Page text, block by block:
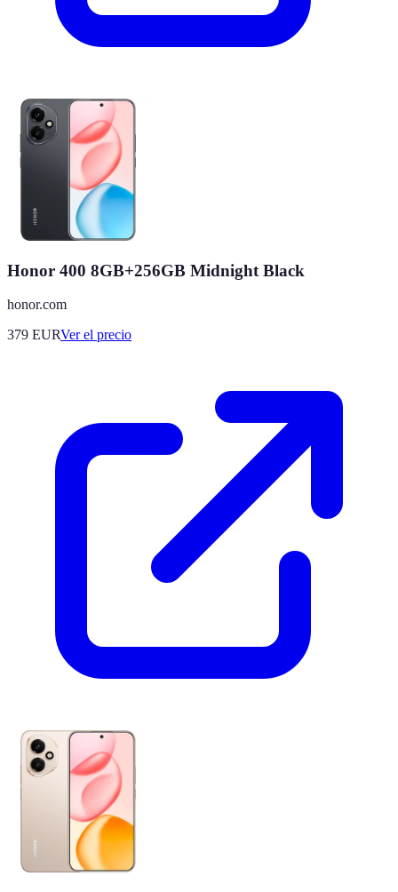
Honor 400 8GB+256GB Midnight Black
honor.com
379 EURVer el precio